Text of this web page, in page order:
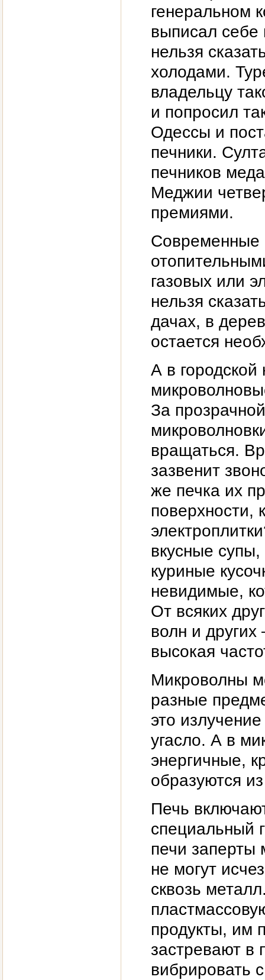
генеральном
выписал себе
нельзя
холодами.
владельцу
и попросил
Одессы и
печники.
печников
Меджии
премиями.
Современные
газовых или
нельзя
дачах, в
остается
А в городской
За
вращаться.
зазвенит
же печка их
поверхности,
вкусные
куриные
невидимые,
От всяких
волн и
высокая
Микроволны
разные
это
угасло. А в
энергичные,
образуются
Печь
специальный
печи заперты
не могут
сквозь
продукты, им
застревают в
вибрировать